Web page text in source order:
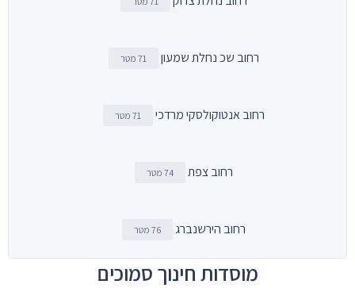
רחוב שכ נחלת שמעון 71 מטר
רחוב אנטוקולסקי מרדכי 71 מטר
רחוב צפת 74 מטר
רחוב הירשנברג 76 מטר
מוסדות חינוך סמוכים